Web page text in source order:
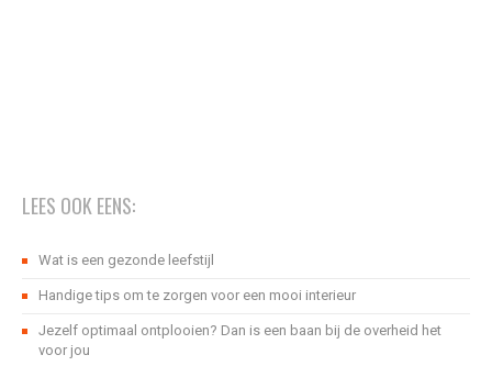
LEES OOK EENS:
Wat is een gezonde leefstijl
Handige tips om te zorgen voor een mooi interieur
Jezelf optimaal ontplooien? Dan is een baan bij de overheid het
voor jou